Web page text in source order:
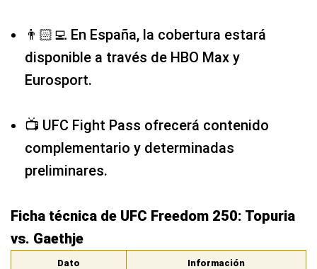
👨🏻‍💻 En España, la cobertura estará
disponible a través de HBO Max y
Eurosport.
📺 UFC Fight Pass ofrecerá contenido
complementario y determinadas
preliminares.
Ficha técnica de UFC Freedom 250: Topuria
vs. Gaethje
Dato Información